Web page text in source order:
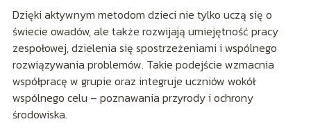
Dzięki aktywnym metodom dzieci nie tylko uczą się o
świecie owadów, ale także rozwijają umiejętność pracy
zespołowej, dzielenia się spostrzeżeniami i wspólnego
rozwiązywania problemów. Takie podejście wzmacnia
współpracę w grupie oraz integruje uczniów wokół
wspólnego celu – poznawania przyrody i ochrony
środowiska.